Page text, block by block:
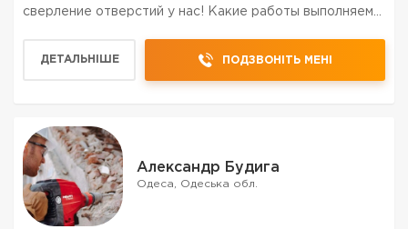
сверление отверстий у нас! Какие работы выполняем?
расширени...
ДЕТАЛЬНІШЕ ПОДЗВОНІТЬ МЕНІ
Александр Будига
Одеса, Одеська обл.